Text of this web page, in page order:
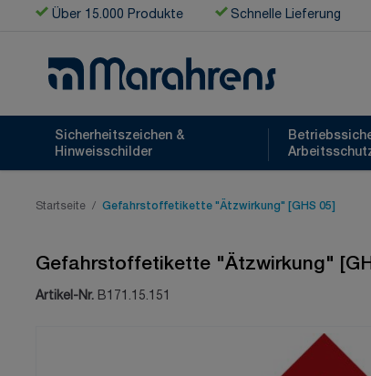
Zum Inhalt springen
Über 15.000 Produkte Schnelle Lieferung
Sicherheitszeichen &
Hinweisschilder
Startseite / Gefahrstoffetikette "Ätzwirkung" [GHS 05]
Gefahrstoffetikette "Ätzwirkung"
Artikel-Nr. B171.15.151